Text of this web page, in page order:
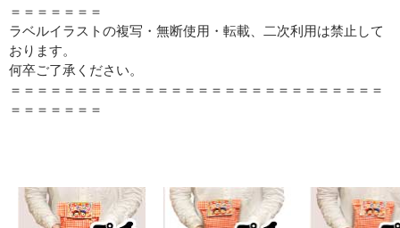
＝＝＝＝＝＝＝
ラベルイラストの複写・無断使用・転載、二次利用は禁止して
おります。
何卒ご了承ください。
＝＝＝＝＝＝＝＝＝＝＝＝＝＝＝＝＝＝＝＝＝＝＝＝＝＝＝＝
＝＝＝＝＝＝＝